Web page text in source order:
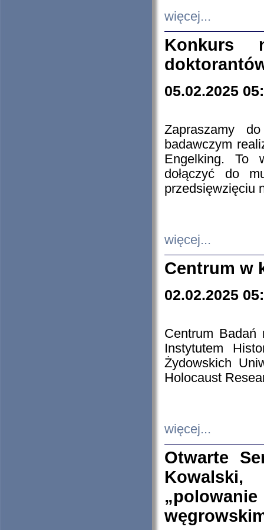
więcej...
Konkurs
05.02.2025
Zapraszamy
badawczym
Engelking. To
dołączyć do
przedsięwzięciu
więcej...
Centrum w
02.02.2025
Centrum Badań
Instytutem
Żydowskich
Holocaust
więcej...
Otwarte